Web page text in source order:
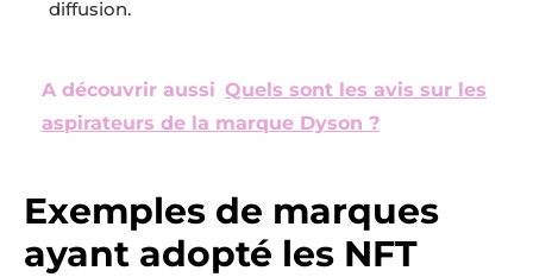
diffusion.
A découvrir aussi Quels sont les avis sur les
aspirateurs de la marque Dyson ?
Exemples de marques
ayant adopté les NFT